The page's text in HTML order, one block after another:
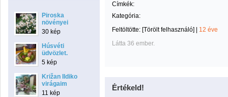
Piroska
növényei
30 kép
Húsvéti
üdvözlet.
5 kép
Križan Ildiko
virágaim
11 kép
Címkék:
Kategória:
Feltöltötte: [Törölt felhasználó]
12 éve
Látta 36 ember.
Értékeld!